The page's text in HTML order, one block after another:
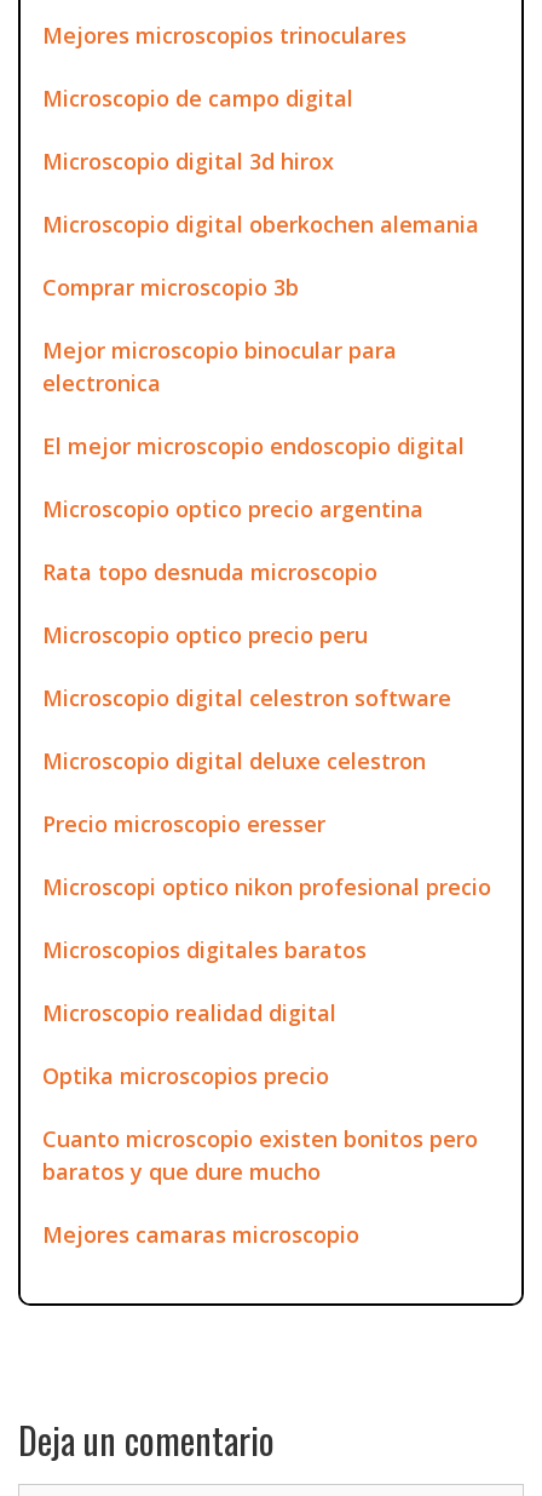
Mejores microscopios trinoculares
Microscopio de campo digital
Microscopio digital 3d hirox
Microscopio digital oberkochen alemania
Comprar microscopio 3b
Mejor microscopio binocular para
electronica
El mejor microscopio endoscopio digital
Microscopio optico precio argentina
Rata topo desnuda microscopio
Microscopio optico precio peru
Microscopio digital celestron software
Microscopio digital deluxe celestron
Precio microscopio eresser
Microscopi optico nikon profesional precio
Microscopios digitales baratos
Microscopio realidad digital
Optika microscopios precio
Cuanto microscopio existen bonitos pero
baratos y que dure mucho
Mejores camaras microscopio
Deja un comentario